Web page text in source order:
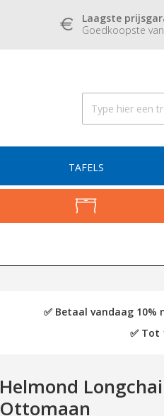
Laagste
Goedkoopste
TAFELS
✅ Betaal vandaag 10%
✅ Tot
Helmond
Ottomaan